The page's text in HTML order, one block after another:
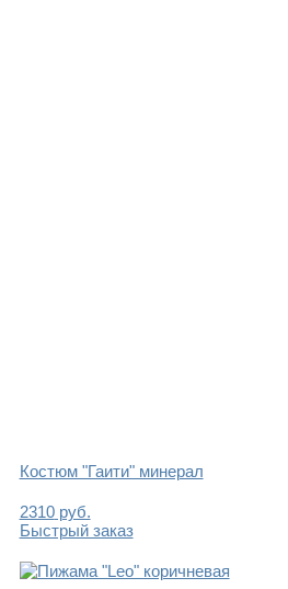
Костюм "Гаити" минерал
2310руб.
Быстрый заказ